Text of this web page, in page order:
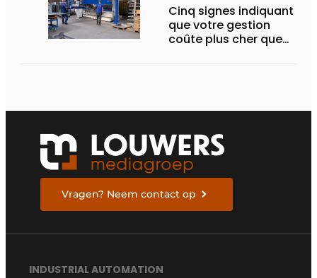
Cinq signes indiquant
que votre gestion
coûte plus cher que
Vragen? Neem contact op
INDUSTRIAL AUTOMATION